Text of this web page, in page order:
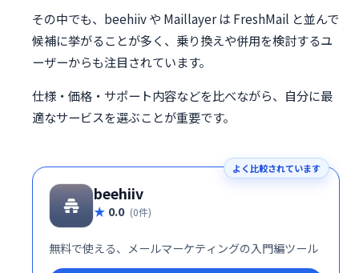
その中でも、beehiiv や Maillayer は FreshMail と並んで
候補に挙がることが多く、乗り換えや併用を検討するユ
ーザーからも注目されています。
仕様・価格・サポート内容などを比べながら、自分に最
適なサービスを選ぶことが重要です。
よく比較されています
beehiiv
0.0 (0件)
無料で使える、メールマーケティングの入門編ツール